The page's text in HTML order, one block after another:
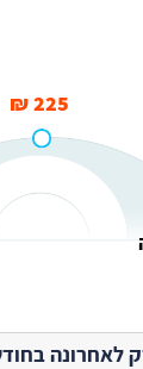
225 ₪
בחודש